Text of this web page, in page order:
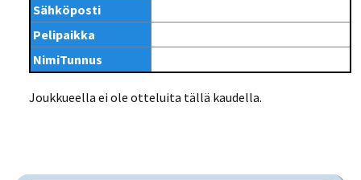
Sähköposti
Pelipaikka
NimiTunnus
Joukkueella ei ole otteluita tällä kaudella.